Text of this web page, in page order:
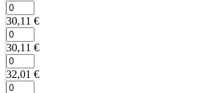
30,11 €
30,11 €
32,01 €